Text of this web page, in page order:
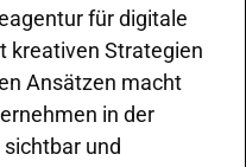
für digitale
kreativen Strategien
Ansätzen macht
in der
und